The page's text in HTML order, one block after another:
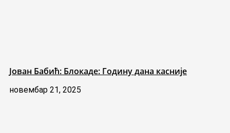
Јован Бабић: Блокаде: Годину дана касније
новембар 21, 2025